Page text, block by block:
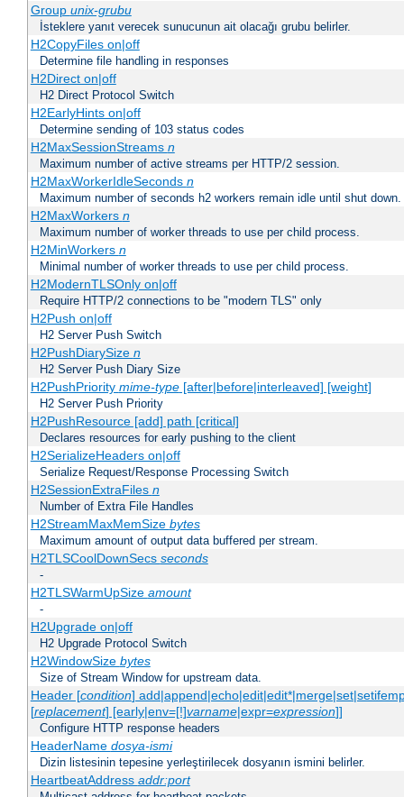
Group unix-grubu
İsteklere yanıt verecek sunucunun ait olacağı grubu belirler.
H2CopyFiles on|off
Determine file handling in responses
H2Direct on|off
H2 Direct Protocol Switch
H2EarlyHints on|off
Determine sending of 103 status codes
H2MaxSessionStreams n
Maximum number of active streams per HTTP/2 session.
H2MaxWorkerIdleSeconds n
Maximum number of seconds h2 workers remain idle until shut down.
H2MaxWorkers n
Maximum number of worker threads to use per child process.
H2MinWorkers n
Minimal number of worker threads to use per child process.
H2ModernTLSOnly on|off
Require HTTP/2 connections to be "modern TLS" only
H2Push on|off
H2 Server Push Switch
H2PushDiarySize n
H2 Server Push Diary Size
H2PushPriority mime-type[after|before|interleaved] [weight]
H2 Server Push Priority
H2PushResource [add] path [critical]
Declares resources for early pushing to the client
H2SerializeHeaders on|off
Serialize Request/Response Processing Switch
H2SessionExtraFiles n
Number of Extra File Handles
H2StreamMaxMemSize bytes
Maximum amount of output data buffered per stream.
H2TLSCoolDownSecs seconds
-
H2TLSWarmUpSize amount
-
H2Upgrade on|off
H2 Upgrade Protocol Switch
H2WindowSize bytes
Size of Stream Window for upstream data.
Header [condition]
[replacement] [early|env=[!]varname|expr=expression]]
Configure HTTP response headers
HeaderName dosya-ismi
Dizin listesinin tepesine yerleştirilecek dosyanın ismini belirler.
HeartbeatAddress addr:port